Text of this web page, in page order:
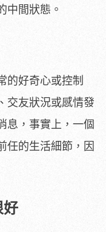
中間狀態。
的好奇心或控制
交友狀況或感情發
息，事實上，一個
任的生活細節，因
好